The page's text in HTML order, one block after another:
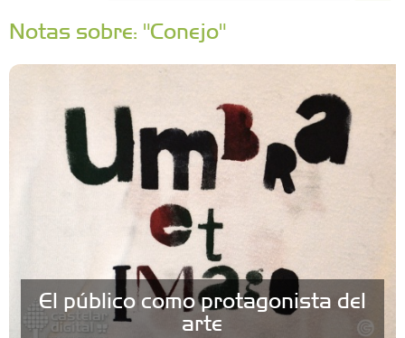
Notas sobre: "Conejo"
El público como protagonista del
arte